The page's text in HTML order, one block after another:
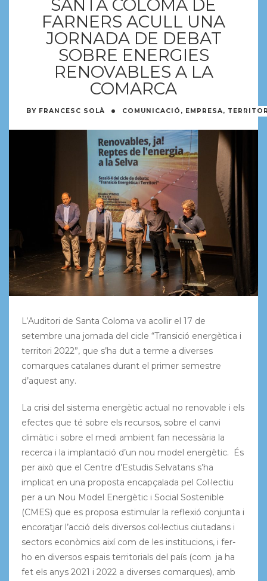
SANTA COLOMA DE
FARNERS ACULL UNA
JORNADA DE DEBAT
SOBRE ENERGIES
RENOVABLES A LA
COMARCA
BY FRANCESC SOLÀ · COMUNICACIÓ , EMPRESA,
L’Auditori de Santa Coloma va acollir el 17 de
setembre una jornada del cicle “Transició energètica i
territori 2022”, que s’ha dut a terme a diverses
comarques catalanes durant el primer semestre
d’aquest any.
La crisi del sistema energètic actual no renovable i els
efectes que té sobre els recursos, sobre el canvi
climàtic i sobre el medi ambient fan necessària la
recerca i la implantació d’un nou model energètic. És
per això que el Centre d’Estudis Selvatans s’ha
implicat en una proposta encapçalada pel Col·lectiu
per a un Nou Model Energètic i Social Sostenible
(CMES) que es proposa estimular la reflexió conjunta i
encoratjar l’acció dels diversos col·lectius ciutadans i
sectors econòmics així com de les institucions, i fer-
ho en diversos espais territorials del país (com ja ha
fet els anys 2021 i 2022 a diverses comarques), amb